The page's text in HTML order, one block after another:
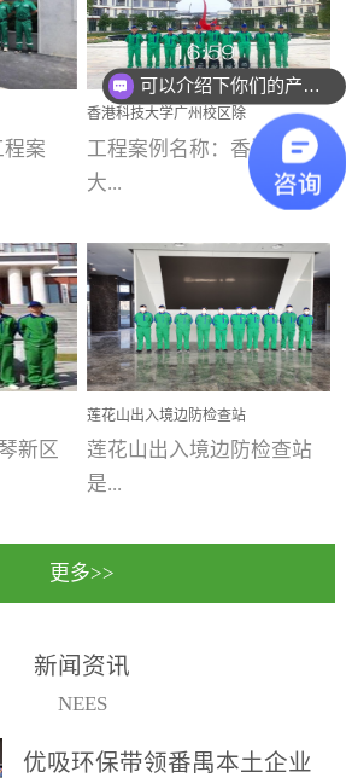
产产品都经过严格的质检
程序；生产车间为优吸总
部和全国分支机构生产光
触媒、净醛王、祛味剂等
优吸系列产品，保质保量
完成生产任务，确保全国
求。资质优势团队优势分
支优势优吸环保是一棵正
茁壮成长的树，只要我们
人人都爱护她、珍惜她、
她将越来越枝繁叶茂，终
将会成为一棵参天大树！
优吸环保截止2020年拥有
全国600家网点分支机构。
安居
乐寓
城...
小学(珠江湾校区)项目地
址：广州市南沙区海滨路
南沙珠江湾江门市蓬江区
禾...
程案
】室
美豪
豪雅
士...
香港科技大学广州校区除
甲醛项目圆满完成
工程案例名称：香港科技
大...
学广州校区室内空气治
理 工程案例地址：广
州南沙区·香港科技大学(广
州)校区 工程案...
新区
气治
1月珠
莲花山出入境边防检查站
室内除甲醛空气治理项目
莲花山出入境边防检查站
是...
国家通过设在对外开放口
（及各出入境边防检查
更多>>
新闻资讯
NEES
优吸环保带领番禺本​土企业
可以介绍下你们的产品么